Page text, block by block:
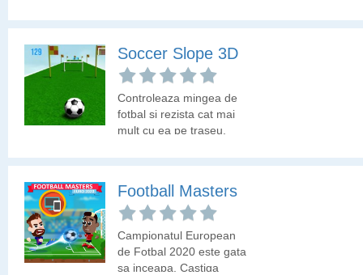
castiga trofeul Euro
Soccer Slope 3D
Controleaza mingea de
fotbal si rezista cat mai
mult cu ea pe traseu.
Football Masters
Campionatul European
de Fotbal 2020 este gata
sa inceapa. Castiga